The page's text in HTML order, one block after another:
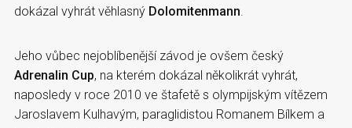
dokázal vyhrát věhlasný Dolomitenmann
Jeho vůbec nejoblíbenější závod je ovšem český
Adrenalin Cup, na kterém dokázal několikrát vyhrát,
naposledy v roce 2010 ve štafetě s olympijským vítězem
Jaroslavem Kulhavým, paraglidistou Romanem Bílkem a